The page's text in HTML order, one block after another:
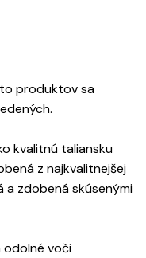
produktov sa
kvalitnú taliansku
z najkvalitnejšej
zdobená skúsenými
odolné voči